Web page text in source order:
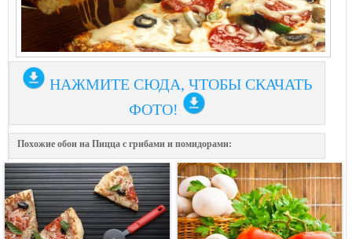
НАЖМИТЕ СЮДА, ЧТОБЫ СКАЧАТЬ
ФОТО!
Похожие обои на Пицца с грибами и помидорами: